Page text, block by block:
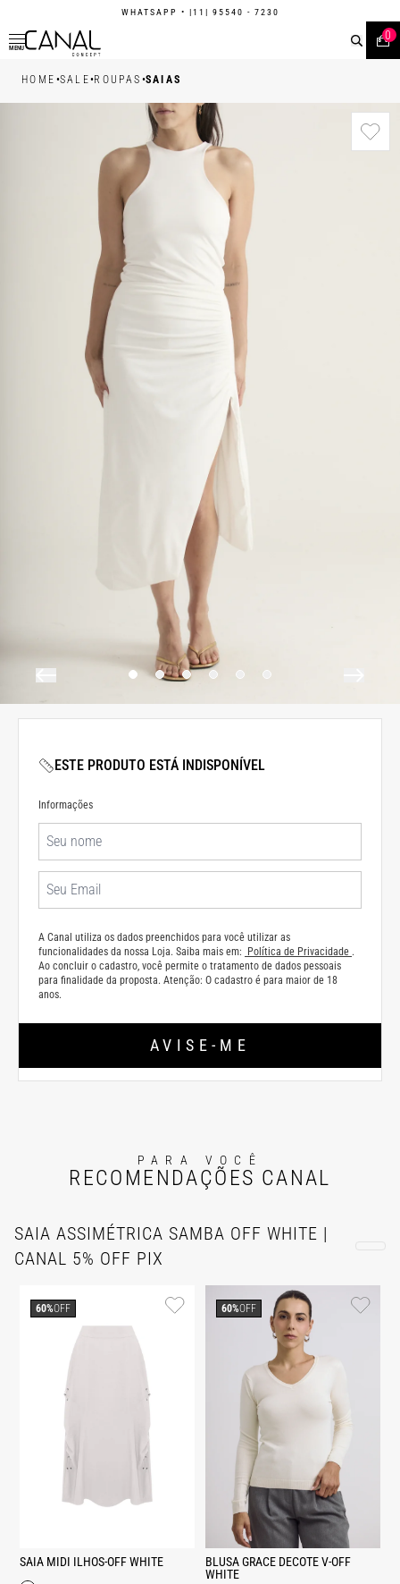
WHATSAPP • |11| 95540 - 7230
MENU
0
HOME •SALE•ROUPAS •SAIAS
ESTE PRODUTO ESTÁ INDISPONÍVEL
Informações
A Canal utiliza os dados preenchidos para você utilizar as
funcionalidades da nossa Loja. Saiba mais em:
Política de Privacidade .
Ao concluir o cadastro, você permite o tratamento de dados pessoais
para finalidade da proposta. Atenção: O cadastro é para maior de 18
anos.
AVISE-ME
PARA VOCÊ
RECOMENDAÇÕES CANAL
SAIA ASSIMÉTRICA SAMBA OFF WHITE |
CANAL 5% OFF PIX
SAIA MIDI ILHOS-OFF WHITE
60%OFF
BLUSA GRACE DECOTE V-OFF
WHITE
60%OFF